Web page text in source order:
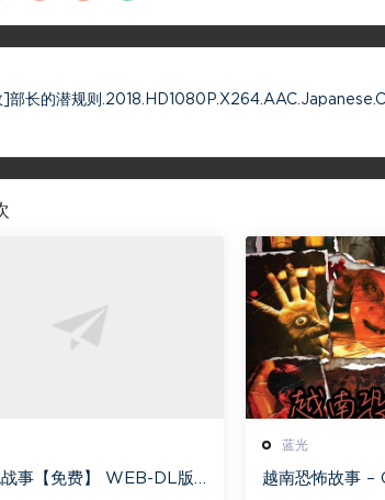
]部长的潜规则.2018.HD1080P.X264.AAC.Japanese.C
战事【免费】 WEB-DL版
蓝光
越南恐怖故事